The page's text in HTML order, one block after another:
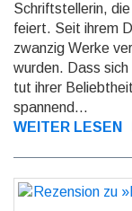
Schriftstellerin,
feiert. Seit ihrem
zwanzig Werke
wurden. Dass
tut ihrer
spannend...
WEITER LESEN